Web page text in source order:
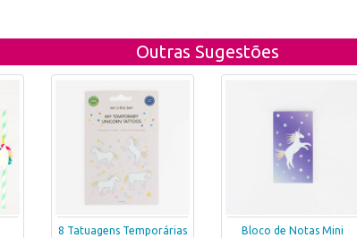
Outras Sugestões
8 Tatuagens Temporárias
Bloco de Notas Mini